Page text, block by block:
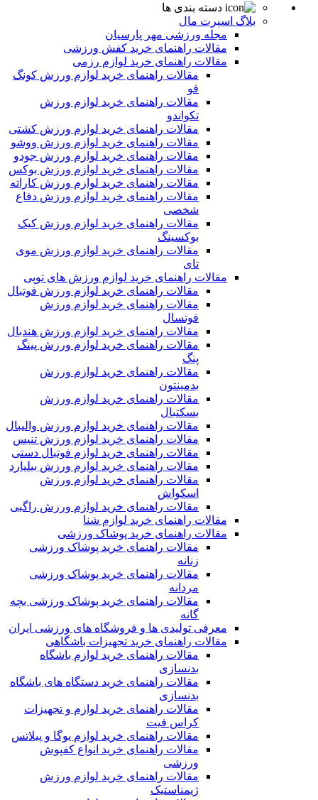
دسته بندی ها
بلاگ اسپرت مال
مجله ورزشی مهر پارسیان
مقالات راهنمای خرید کفش ورزشی
مقالات راهنمای خرید لوازم رزمی
مقالات راهنمای خرید لوازم ورزش کونگ
فو
مقالات راهنمای خرید لوازم ورزش
تکواندو
مقالات راهنمای خرید لوازم ورزش کشتی
مقالات راهنمای خرید لوازم ورزش ووشو
مقالات راهنمای خرید لوازم ورزش جودو
مقالات راهنمای خرید لوازم ورزش بوکس
مقالات راهنمای خرید لوازم ورزش کاراته
مقالات راهنمای خرید لوازم ورزش دفاع
شخصی
مقالات راهنمای خرید لوازم ورزش کیک
بوکسینگ
مقالات راهنمای خرید لوازم ورزش موی
تای
مقالات راهنمای خرید لوازم ورزش های توپی
مقالات راهنمای خرید لوازم ورزش فوتبال
مقالات راهنمای خرید لوازم ورزش
فوتسال
مقالات راهنمای خرید لوازم ورزش هندبال
مقالات راهنمای خرید لوازم ورزش پینگ
پنگ
مقالات راهنمای خرید لوازم ورزش
بدمینتون
مقالات راهنمای خرید لوازم ورزش
بسکتبال
مقالات راهنمای خرید لوازم ورزش والیبال
مقالات راهنمای خرید لوازم ورزش تنیس
مقالات راهنمای خرید لوازم فوتبال دستی
مقالات راهنمای خرید لوازم ورزش بیلیارد
مقالات راهنمای خرید لوازم ورزش
اسکواش
مقالات راهنمای خرید لوازم ورزش راگبی
مقالات راهنمای خرید لوازم شنا
مقالات راهنمای خرید پوشاک ورزشی
مقالات راهنمای خرید پوشاک ورزشی
زنانه
مقالات راهنمای خرید پوشاک ورزشی
مردانه
مقالات راهنمای خرید پوشاک ورزشی بچه
گانه
معرفی تولیدی ها و فروشگاه های ورزشی ایران
مقالات راهنمای خرید تجهیزات باشگاهی
مقالات راهنمای خرید لوازم باشگاه
بدنسازی
مقالات راهنمای خرید دستگاه های باشگاه
بدنسازی
مقالات راهنمای خرید لوازم و تجهیزات
کراس فیت
مقالات راهنمای خرید لوازم یوگا و پیلاتس
مقالات راهنمای خرید انواع کفپوش
ورزشی
مقالات راهنمای خرید لوازم ورزش
ژیمناستیک